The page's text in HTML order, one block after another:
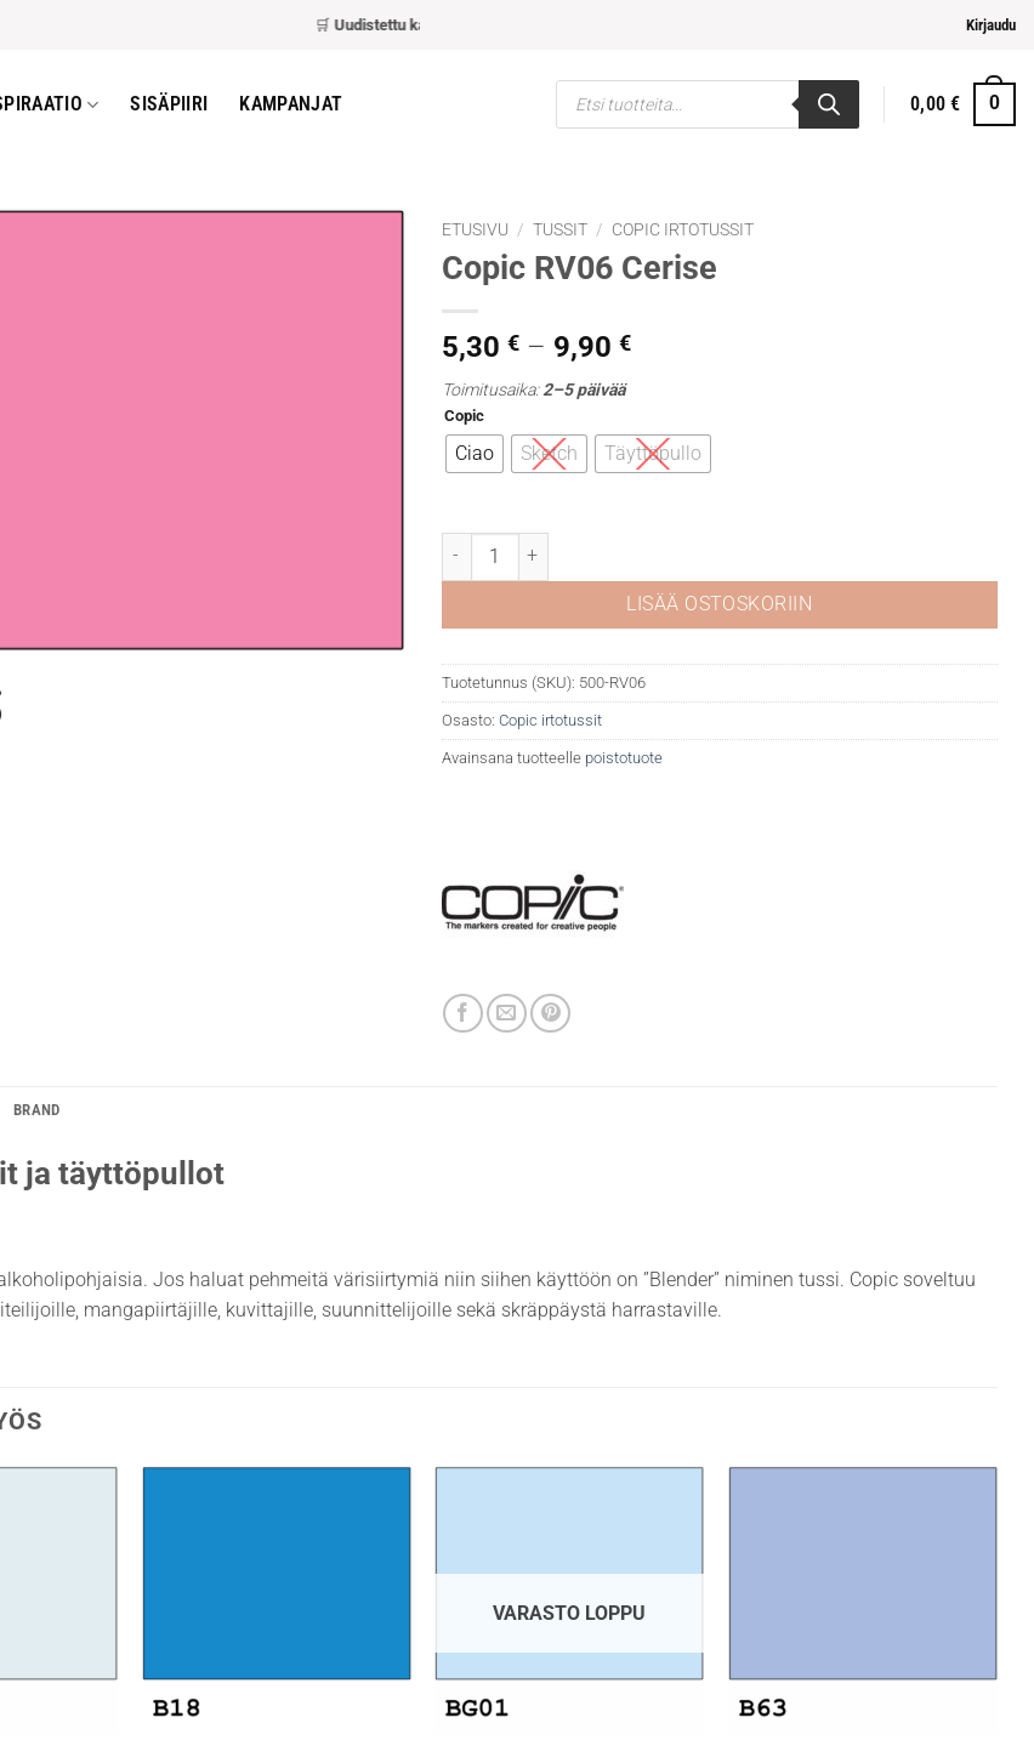
Uudistettu kassa Kirjaudu
SISÄPIIRI KAMPANJAT
Products
search
0,00€ 0
ETUSIVU / TUSSIT / COPIC IRTOTUSSIT
Copic RV06 Cerise
5,30 € – 9,90 €Hintaluokka:
9,90 €
Toimitusaika:2–5 päivää
Copic
Ciao Sketch Täyttöpullo
Copic RV06 Cerise määrä
LISÄÄ OSTOSKORIIN
Tuotetunnus (SKU): 500-RV06
Osasto: Copic irtotussit
Avainsana tuotteelle poistotuote
BRAND
ja täyttöpullot
Jos haluat pehmeitä värisiirtymiä niin siihen käyttöön on ”Blender” niminen tussi. Copic soveltuu
mangapiirtäjille, kuvittajille, suunnittelijoille sekä skräppäystä harrastaville.
VARASTO LOPPU